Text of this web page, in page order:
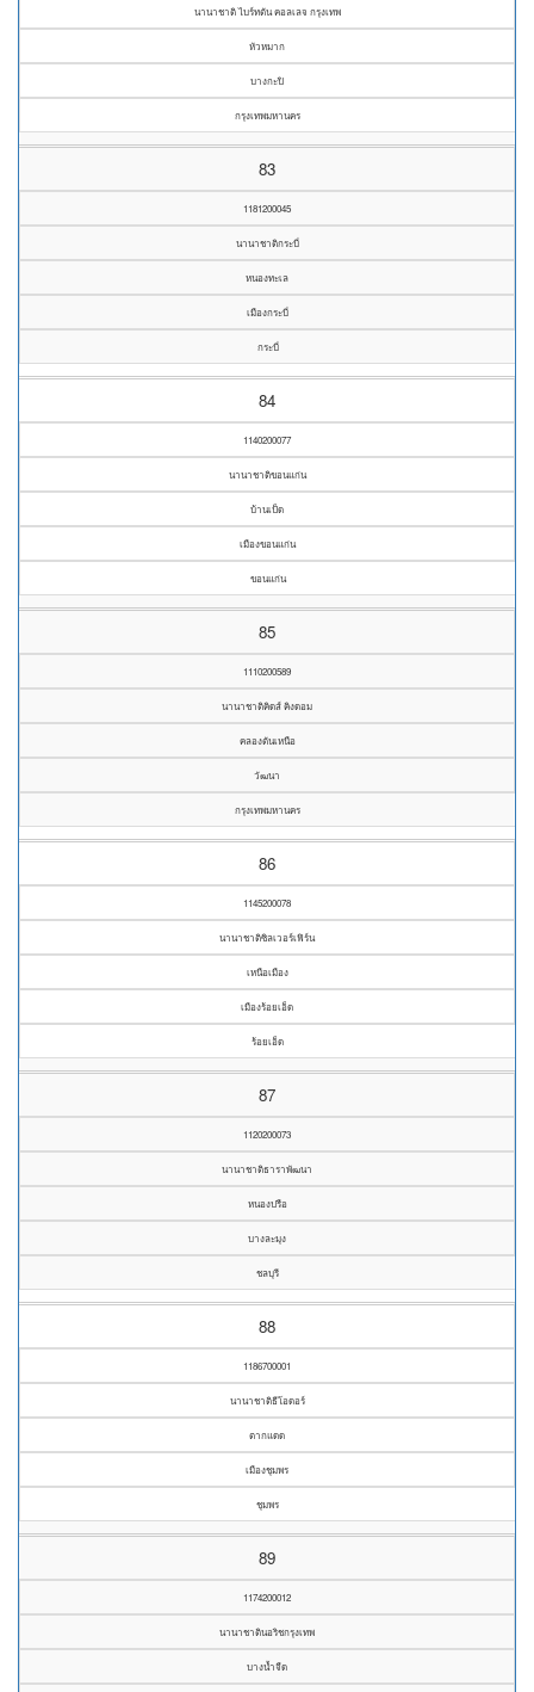
นานาชาติ ไบร์ทตัน คอลเลจ กรุงเทพ
หัวหมาก
บางกะปิ
กรุงเทพมหานคร
83
1181200045
นานาชาติกระบี่
หนองทะเล
เมืองกระบี่
กระบี่
84
1140200077
นานาชาติขอนแก่น
บ้านเป็ด
เมืองขอนแก่น
ขอนแก่น
85
1110200589
นานาชาติคิดส์ คิงดอม
คลองตันเหนือ
วัฒนา
กรุงเทพมหานคร
86
1145200078
นานาชาติซิลเวอร์เฟิร์น
เหนือเมือง
เมืองร้อยเอ็ด
ร้อยเอ็ด
87
1120200073
นานาชาติธาราพัฒนา
หนองปรือ
บางละมุง
ชลบุรี
88
1186700001
นานาชาติธีโอดอร์
ตากแดด
เมืองชุมพร
ชุมพร
89
1174200012
นานาชาตินอริชกรุงเทพ
บางน้ำจืด